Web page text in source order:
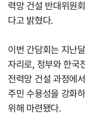
력망 건설 반대위원
다고 밝혔다.
이번 간담회는 지난
자리로, 정부와 한국
전력망 건설 과정에
주민 수용성을 강화
위해 마련됐다.